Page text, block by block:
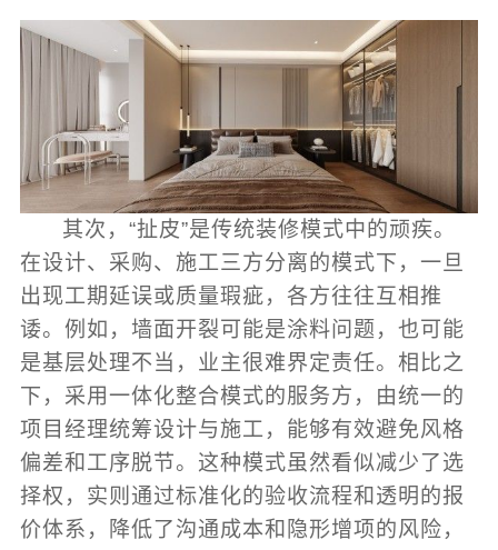
其次，“扯皮”是传统装修模式中的顽疾。
在设计、采购、施工三方分离的模式下，一旦
出现工期延误或质量瑕疵，各方往往互相推
诿。例如，墙面开裂可能是涂料问题，也可能
是基层处理不当，业主很难界定责任。相比之
下，采用一体化整合模式的服务方，由统一的
项目经理统筹设计与施工，能够有效避免风格
偏差和工序脱节。这种模式虽然看似减少了选
择权，实则通过标准化的验收流程和透明的报
价体系，降低了沟通成本和隐形增项的风险，